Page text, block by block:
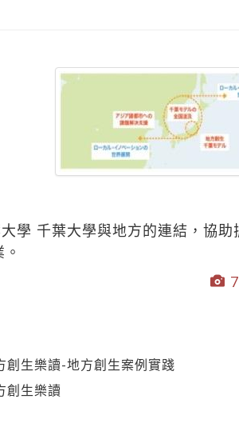
學 千葉大學與地方的連結，協
創生樂讀-地方創生案例實踐
創生樂讀